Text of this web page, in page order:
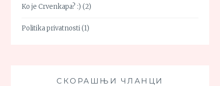
Ko je Crvenkapa? :) (2)
Politika privatnosti(1)
СКОРАШЊИ ЧЛАНЦИ